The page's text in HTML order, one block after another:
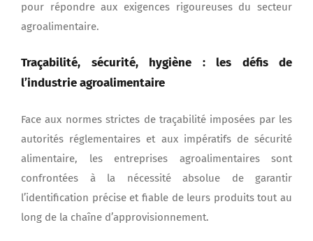
pour répondre aux exigences rigoureuses du secteur
agroalimentaire.
Traçabilité, sécurité, hygiène : les défis de
l’industrie agroalimentaire
Face aux normes strictes de traçabilité imposées par les
autorités réglementaires et aux impératifs de sécurité
alimentaire, les entreprises agroalimentaires sont
confrontées à la nécessité absolue de garantir
l’identification précise et fiable de leurs produits tout au
long de la chaîne d’approvisionnement.